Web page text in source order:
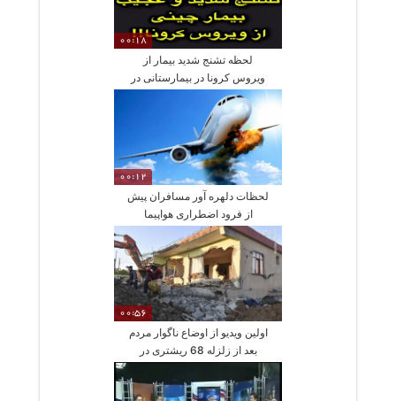
00:18
لحظه تشنج شدید بیمار از
ویروس کرونا در بیمارستانی در
00:12
لحظات دلهره آور مسافران پیش
از فرود اضطراری هواپیما
00:56
اولین ویدیو از اوضاع ناگوار مردم
بعد از زلزله 68 ریشتری در